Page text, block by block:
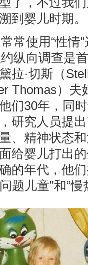
到婴儿时期。
常使用“性情
纵向调查是
拉·切斯（
Thomas）夫
们30年，同
研究人员提
、精神状态
给婴儿打出
的年代，他
题儿童”和“慢